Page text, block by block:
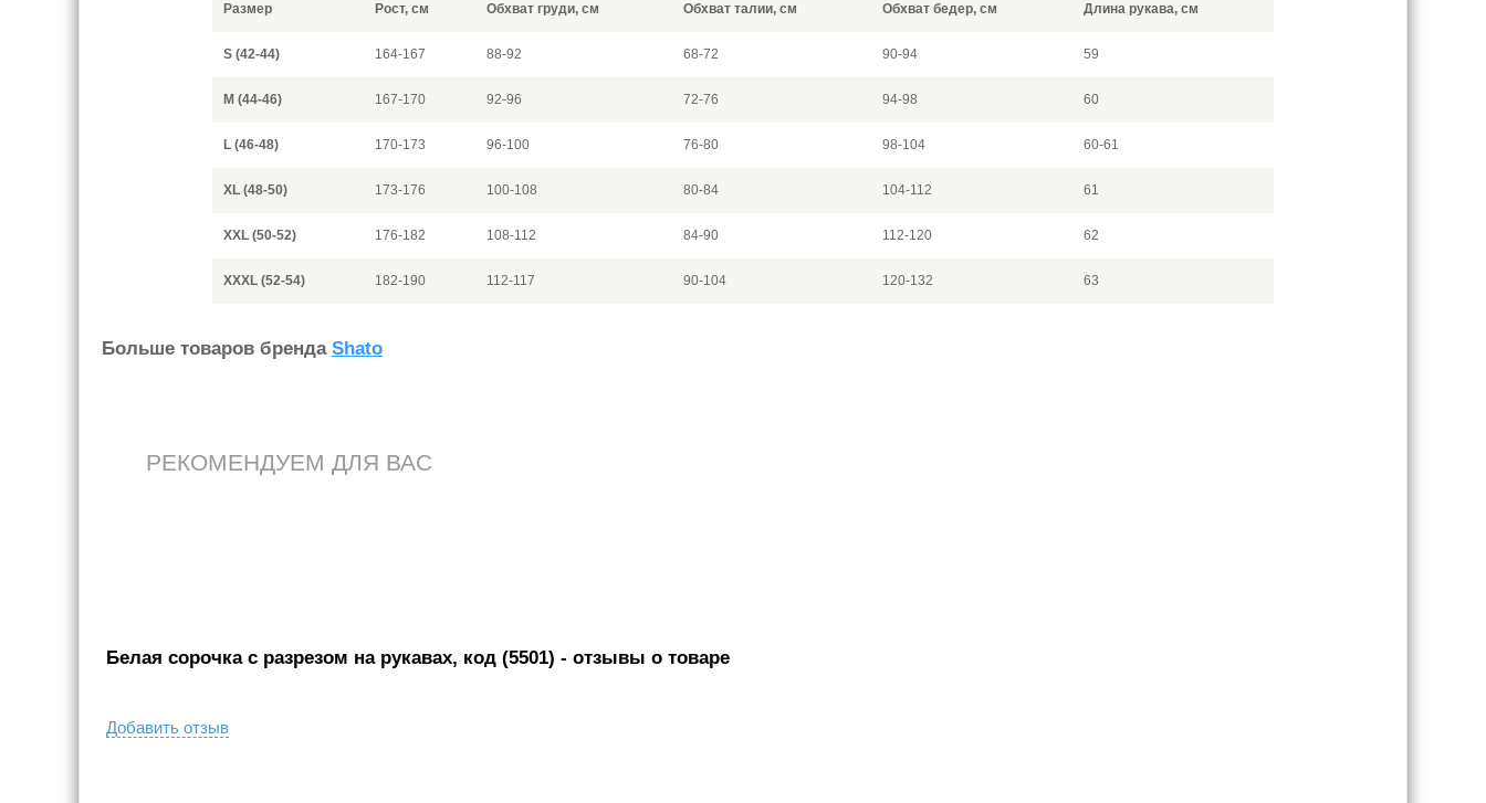
Размер Рост, см Обхват груди, см Обхват талии, см Обхват бедер, см Длина рукава, см
S (42-44) 164-167 88-92 68-72 90-94 59
M (44-46) 167-170 92-96 72-76 94-98 60
L (46-48) 170-173 96-100 76-80 98-104 60-61
XL (48-50) 173-176 100-108 80-84 104-112 61
XXL (50-52) 176-182 108-112 84-90 112-120 62
XXXL (52-54) 182-190 112-117 90-104 120-132 63
Больше товаров бренда Shato
РЕКОМЕНДУЕМ ДЛЯ ВАС
Белая сорочка с разрезом на рукавах, код (5501) - отзывы о товаре
Добавить отзыв